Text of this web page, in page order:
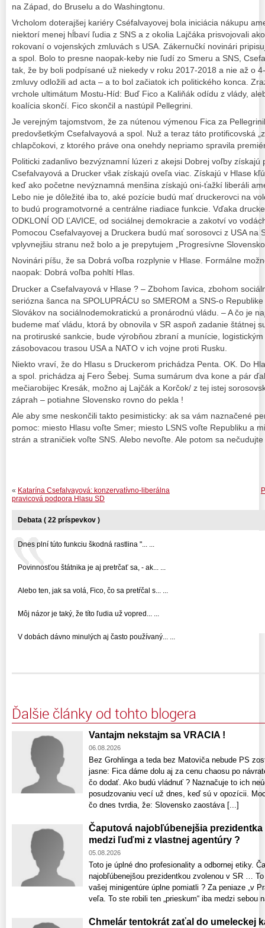
na Západ, do Bruselu a do Washingtonu.
Vrcholom doterajšej kariéry Cséfalvayovej bola iniciácia nákupu
niektorí menej hĺbaví ľudia z SNS a z okolia Lajčáka prisvojovali
rokovaní o vojenských zmluvách s USA. Zákernučkí novinári
a spol. Bolo to presne naopak-keby nie ľudí zo Smeru a SNS,
tak, že by boli podpísané už niekedy v roku 2017-2018 a nie až o
zmluvy odložili ad acta – a to bol začiatok ich politického konca.
vrchole ultimátum Mostu-Híd: Buď Fico a Kaliňák odídu z vlády,
koalícia skončí. Fico skončil a nastúpil Pellegrini.
Je verejným tajomstvom, že za nútenou výmenou Fica za
predovšetkým Csefalvayová a spol. Nuž a teraz táto protificovská
chlapčokovi, z ktorého práve ona onehdy nepriamo spravila
Politicki zadanlivo bezvýznamní lúzeri z akejsi Dobrej voľby získajú
Csefalvayová a Drucker však získajú oveľa viac. Získajú v Hlase
keď ako početne nevýznamná menšina získajú oni-ťažkí liberáli
Lebo nie je dôležité iba to, aké pozície budú mať druckerovci na
to budú programotvorné a centrálne riadiace funkcie. Vďaka
ODKLONÍ OD ĽAVICE, od sociálnej demokracie a zakotví vo
Pomocou Csefalvayovej a Druckera budú mať sorosovci z USA na
vplyvnejšiu stranu než bolo a je prepytujem „Progresívne
Novinári píšu, že sa Dobrá voľba rozplynie v Hlase. Formálne
naopak: Dobrá voľba pohltí Hlas.
Drucker a Csefalvayová v Hlase ? – Zbohom ľavica, zbohom
seriózna šanca na SPOLUPRÁCU so SMEROM a SNS-o
Slovákov na sociálnodemokratickú a pronárodnú vládu. – A čo je
budeme mať vládu, ktorá by obnovila v SR aspoň zadanie štátnej
na protiruské sankcie, bude výrobňou zbraní a munície,
zásobovacou trasou USA a NATO v ich vojne proti Rusku.
Niekto vraví, že do Hlasu s Druckerom prichádza Penta. OK. Do
a spol. prichádza aj Fero Šebej. Suma sumárum dva kone a pár
mečiarobijec Kresák, možno aj Lajčák a Korčok/ z tej istej
záprah – potiahne Slovensko rovno do pekla !
Ale aby sme neskončili takto pesimisticky: ak sa vám naznačené
pomoc: miesto Hlasu voľte Smer; miesto LSNS voľte Republiku a
strán a straničiek voľte SNS. Alebo nevoľte. Ale potom sa
« Katarína Csefalvayová: konzervatívno-liberálna
pravicová podpora Hlasu SD
Debata ( 22 príspevkov )
Dnes plní túto funkciu škodná rastlina "... ...
Povinnosťou štátnika je aj pretrčať sa, - ak... ...
Alebo ten, jak sa volá, Fico, čo sa pretŕčal s... ...
Môj názor je taký, že títo ľudia už vopred... ...
V dobách dávno minulých aj často používaný... ...
Ďalšie články od tohto blogera
Vantajm nekstajm sa VRACIA !
06.08.2026
Bez Grohlinga a teda bez Matoviča nebude PS
jasne: Fica dáme dolu aj za cenu chaosu po
čo dodať. Ako budú vládnuť ? Naznačuje to ich
posudzovaniu vecí už dnes, keď sú v opozícii.
čo dnes tvrdia, že: Slovensko zaostáva [...]
Čaputová najobľúbenejšia
medzi ľuďmi z vlastnej agentúry ?
05.08.2026
Toto je úplné dno profesionality a odbornej etiky.
najobľúbenejšou prezidentkou zvolenou v SR …
vašej minigentúre úplne pomiatli ? Za peniaze „v
veľa. To ste robili ten „prieskum“ iba medzi sebou
Chmelár tentokrát zaťal do umeleckej